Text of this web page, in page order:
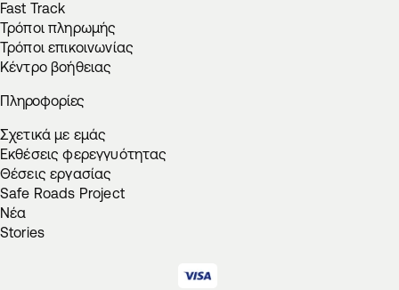
Fast Track
Τρόποι πληρωμής
Τρόποι επικοινωνίας
Κέντρο βοήθειας
Πληροφορίες
Σχετικά με εμάς
Εκθέσεις φερεγγυότητας
Θέσεις εργασίας
Safe Roads Project
Νέα
Stories